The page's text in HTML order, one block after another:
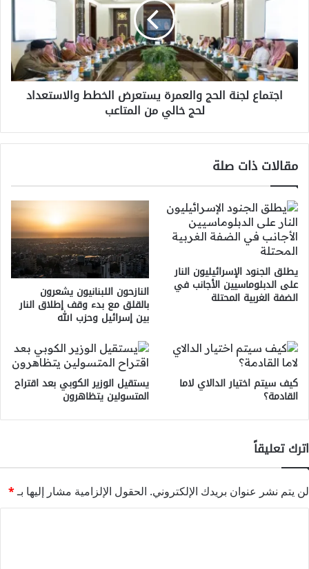
الخطط
والاستعداد
لحج
خالي
اجتماع لجنة الحج والعمرة يستعرض الخطط والاستعداد
لحج خالي من المتاعب
مقالات ذات صلة
يطلق الجنود الإسرائيليون النار
على الدبلوماسيين الأجانب في
الضفة الغربية المحتلة النازحون اللبنانيون يشعرون
بالقلق مع بدء وقف إطلاق النار
بين إسرائيل وحزب الله
كيف سيتم اختيار الدالاي لاما
القادمة؟
يستقيل الوزير الكوبي بعد اقتراح
المتسولين يتظاهرون
اترك تعليقاً
لن يتم نشر عنوان بريدك الإلكتروني. الحقول الإلزامية مشار إليها بـ*